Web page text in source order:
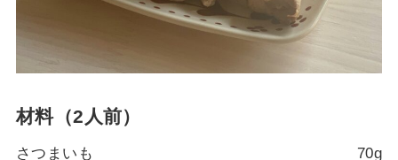
材料（2人前）
さつまいも 70g